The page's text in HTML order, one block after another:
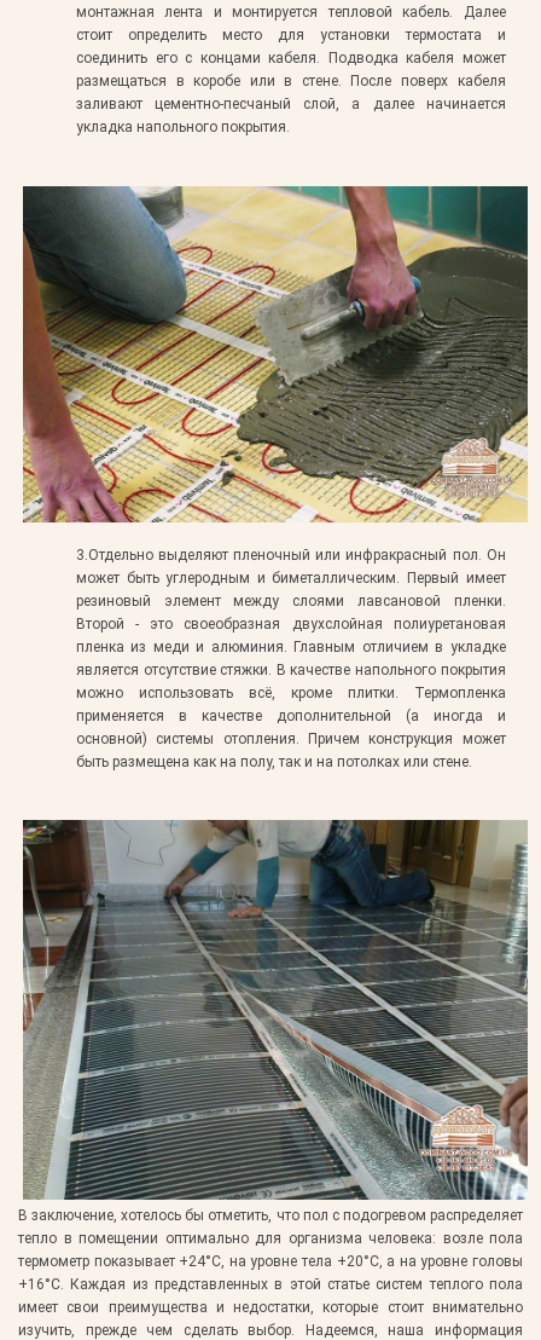
монтажная лента и монтируется тепловой кабель. Далее
стоит определить место для установки термостата и
соединить его с концами кабеля. Подводка кабеля может
размещаться в коробе или в стене. После поверх кабеля
заливают цементно-песчаный слой, а далее начинается
укладка напольного покрытия.
3.Отдельно выделяют пленочный или инфракрасный пол. Он
может быть углеродным и биметаллическим. Первый имеет
резиновый элемент между слоями лавсановой пленки.
Второй - это своеобразная двухслойная полиуретановая
пленка из меди и алюминия. Главным отличием в укладке
является отсутствие стяжки. В качестве напольного покрытия
можно использовать всё, кроме плитки. Термопленка
применяется в качестве дополнительной (а иногда и
основной) системы отопления. Причем конструкция может
быть размещена как на полу, так и на потолках или стене.
В заключение, хотелось бы отметить, что пол с подогревом распределяет
тепло в помещении оптимально для организма человека: возле пола
термометр показывает +24°С, на уровне тела +20°С, а на уровне головы
+16°С. Каждая из представленных в этой статье систем теплого пола
имеет свои преимущества и недостатки, которые стоит внимательно
изучить, прежде чем сделать выбор. Надеемся, наша информация